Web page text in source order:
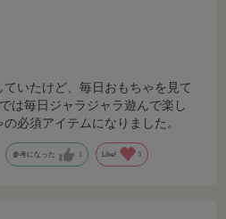
いたけど、毎日おもちゃを見て
は毎日ジャラジャラ遊んで楽し
必須アイテムになりました。
参考になった Like! 3